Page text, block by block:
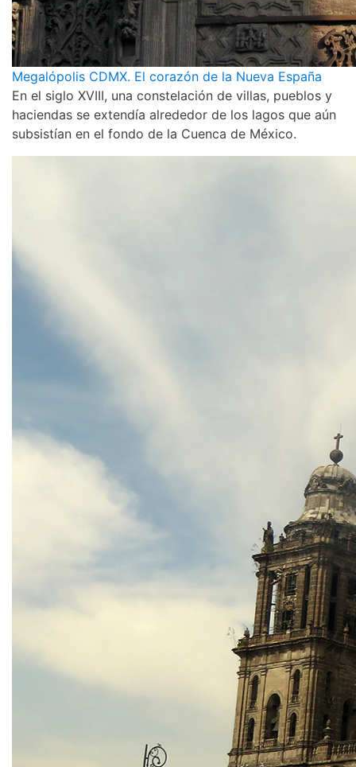
Megalópolis CDMX. El corazón de la Nueva España
En el siglo XVIII, una constelación de villas, pueblos y
haciendas se extendía alrededor de los lagos que aún
subsistían en el fondo de la Cuenca de México.